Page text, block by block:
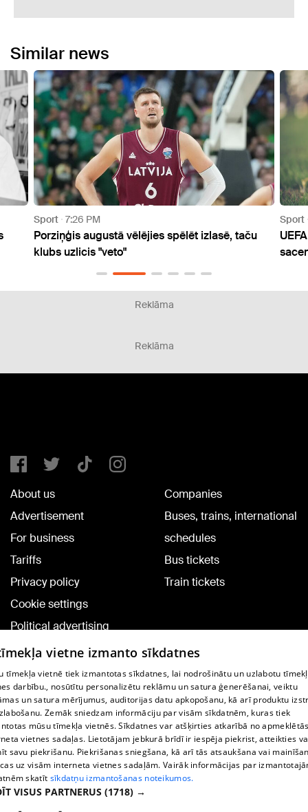
Similar news
Sport 1:22 PM
UEFA saglabā draudus boikotēt FIFA
sacensības
Sport
Reklāma
Reklāma
About us
Advertisement
For business
Tariffs
Privacy policy
Cookie settings
Political advertising
Cookie policy
Commenting terms
Companies
Buses, trains, international
schedules
Bus tickets
Train tickets
TV program
Contract rules
360 Ziņu kontakti
Helio Media
Vortal assistance service: e-mail -
vietne izmanto sīkdatnes
tīmekļa vietnē tiek izmantotas sīkdatnes, lai nodrošinātu un uzlabotu
darbību., nosūtītu personalizētu reklāmu un satura ģenerēšanai, veiktu
un satura mērījumus, auditorijas datu apkopošanu, kā arī produktu
Zemāk sniedzam informāciju par visām sīkdatnēm, kuras tiek
mūsu tīmekļa vietnēs. Sīkdatnes var atšķirties atkarībā no
vietnes sadaļas. Lietotājam jebkurā brīdī ir iespēja piekrist, atteikties
savu piekrišanu. Piekrišanas sniegšana, kā arī tās atsaukšana vai
uz visām interneta vietnes sadaļām. Vairāk informācijas par
skatīt sīkdatņu izmantošanas noteikumos.
VISUS PARTNERUS (1718) →